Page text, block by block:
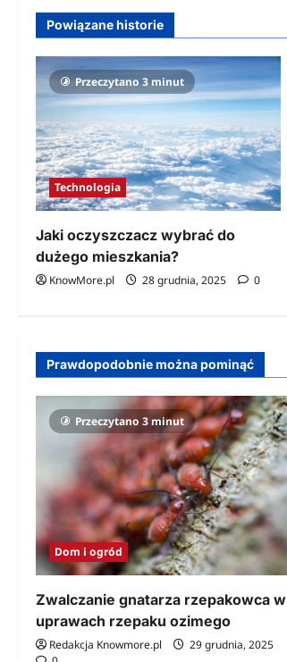
Powiązane historie
Przeczytano 3 minut
Technologia
Jaki oczyszczacz wybrać do
dużego mieszkania?
KnowMore.pl 28 grudnia, 2025 0
Prawdopodobnie można pominąć
Przeczytano 3 minut
Dom i ogród
Zwalczanie gnatarza rzepakowca w
uprawach rzepaku ozimego
Redakcja Knowmore.pl
29 grudnia, 2025